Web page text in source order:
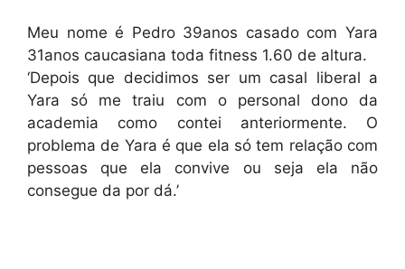
Meu nome é Pedro 39anos casado com Yara
31anos caucasiana toda fitness 1.60 de altura.
‘Depois que decidimos ser um casal liberal a
Yara só me traiu com o personal dono da
academia como contei anteriormente. O
problema de Yara é que ela só tem relação com
pessoas que ela convive ou seja ela não
consegue da por dá.’